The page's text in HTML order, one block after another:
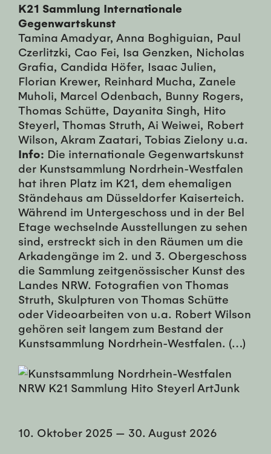
K21 Sammlung Internationale
Gegenwartskunst
Tamina Amadyar, Anna Boghiguian, Paul
Czerlitzki, Cao Fei, Isa Genzken, Nicholas
Grafia, Candida Höfer, Isaac Julien,
Florian Krewer, Reinhard Mucha, Zanele
Muholi, Marcel Odenbach, Bunny Rogers,
Thomas Schütte, Dayanita Singh, Hito
Steyerl, Thomas Struth, Ai Weiwei, Robert
Wilson, Akram Zaatari, Tobias Zielony u.a.
Info: Die internationale Gegenwartskunst
der Kunstsammlung Nordrhein-Westfalen
hat ihren Platz im K21, dem ehemaligen
Ständehaus am Düsseldorfer Kaiserteich.
Während im Untergeschoss und in der Bel
Etage wechselnde Ausstellungen zu sehen
sind, erstreckt sich in den Räumen um die
Arkadengänge im 2. und 3. Obergeschoss
die Sammlung zeitgenössischer Kunst des
Landes NRW. Fotografien von Thomas
Struth, Skulpturen von Thomas Schütte
oder Videoarbeiten von u.a. Robert Wilson
gehören seit langem zum Bestand der
Kunstsammlung Nordrhein-Westfalen. (…)
10. Oktober 2025 — 30. August 2026